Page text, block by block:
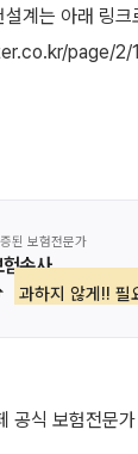
계는 아래 링
된 보험전문가
손사
과하지 않게!! 필
공식 보험전문